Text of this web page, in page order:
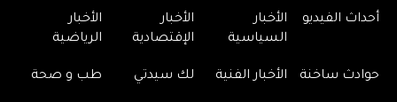
أحداث الفيديو
الأخبار
السياسية
الأخبار
الإقتصادية
الأخبار
الرياضية
حوادث ساخنة الأخبار الفنية لك سيدتي طب و صحة